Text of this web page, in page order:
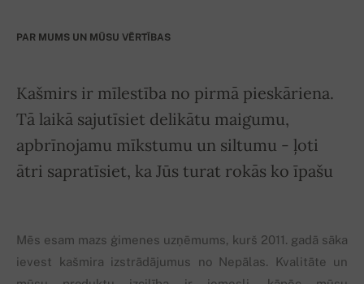
PAR MUMS UN MŪSU VĒRTĪBAS
Kašmirs ir mīlestība no pirmā pieskāriena.
Tā laikā sajutīsiet delikātu maigumu,
apbrīnojamu mīkstumu un siltumu - ļoti
ātri sapratīsiet, ka Jūs turat rokās ko īpašu
Mēs esam mazs ģimenes uzņēmums, kurš 2011. gadā sāka
ievest kašmira izstrādājumus no Nepālas. Kvalitāte un